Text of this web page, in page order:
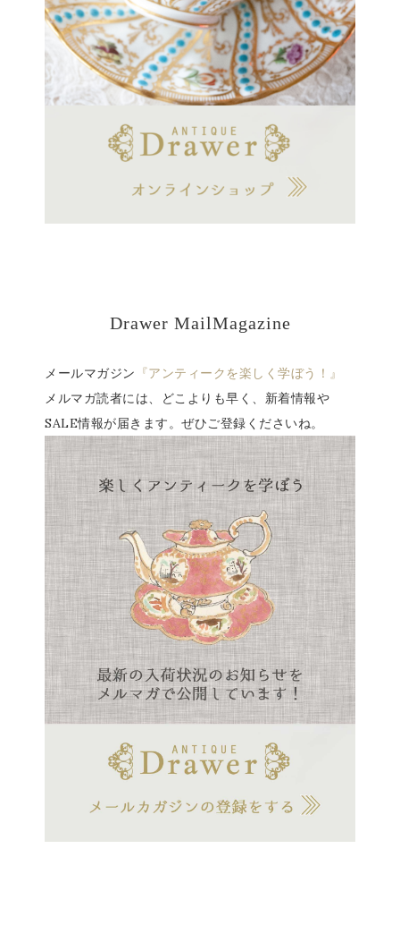
Drawer MailMagazine
メールマガジン 『アンティークを楽しく学ぼう！』
メルマガ読者には、どこよりも早く、新着情報や
SALE情報が届きます。ぜひご登録くださいね。